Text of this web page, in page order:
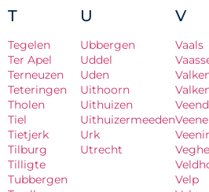
T
Tegelen
Ter Apel
Terneuzen
Teteringen
Tholen
Tiel
Tietjerk
Tilburg
Tilligte
Tubbergen
U
Ubbergen
Uddel
Uden
Uithoorn
Uithuizen
Uithuizermeeden
Urk
Utrecht
V
Vaals
Velp